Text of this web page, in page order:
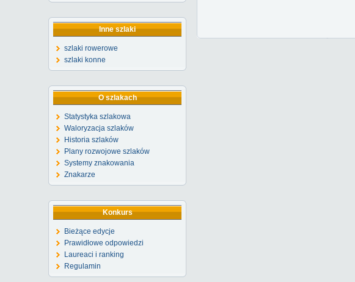
Inne szlaki
szlaki rowerowe
szlaki konne
O szlakach
Statystyka szlakowa
Waloryzacja szlaków
Historia szlaków
Plany rozwojowe szlaków
Systemy znakowania
Znakarze
Konkurs
Bieżące edycje
Prawidłowe odpowiedzi
Laureaci i ranking
Regulamin